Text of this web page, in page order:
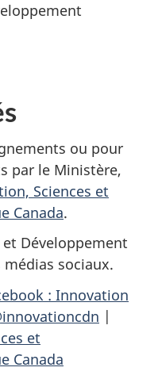
ou pour
par le Ministère,
Sciences et
Canada.
Développement
sociaux.
: Innovation
|
et
Canada